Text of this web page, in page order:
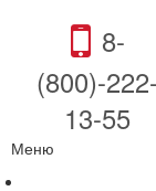
8-
(800)-222-
13-55
Меню